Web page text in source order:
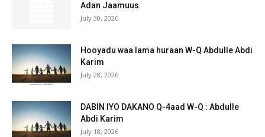
Adan Jaamuus
July 30, 2026
Hooyadu waa lama huraan W-Q Abdulle Abdi
Karim
July 28, 2026
DABIN IYO DAKANO Q-4aad W-Q : Abdulle
Abdi Karim
July 18, 2026